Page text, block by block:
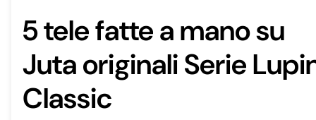
5 tele fatte a mano su
Juta originali Serie
Classic